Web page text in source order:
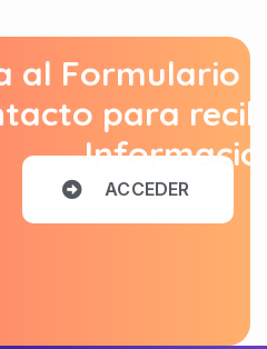
al Formulario
para
ACCEDER